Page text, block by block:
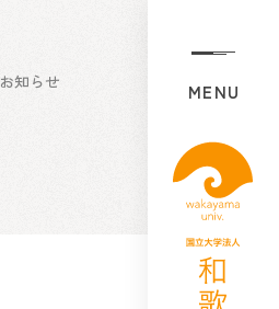
MENU
お知らせ